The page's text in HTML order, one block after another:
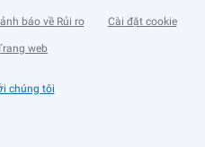
báo về Rủi ro Cài đặt cookie
web
chúng tôi